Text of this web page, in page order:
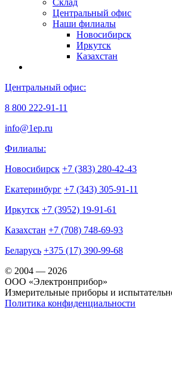
Склад
Центральный офис
Наши филиалы
Новосибирск
Иркутск
Казахстан
Центральный офис:
8 800 222-91-11
info@1ep.ru
Филиалы:
Новосибирск +7 (383) 280-42-43
Екатеринбург +7 (343) 305-91-11
Иркутск +7 (3952) 19-91-61
Казахстан +7 (708) 748-69-93
Беларусь +375 (17) 390-99-68
© 2004 — 2026
OOO «Электронприбор»
Измерительные приборы и
Политика конфиденциальности